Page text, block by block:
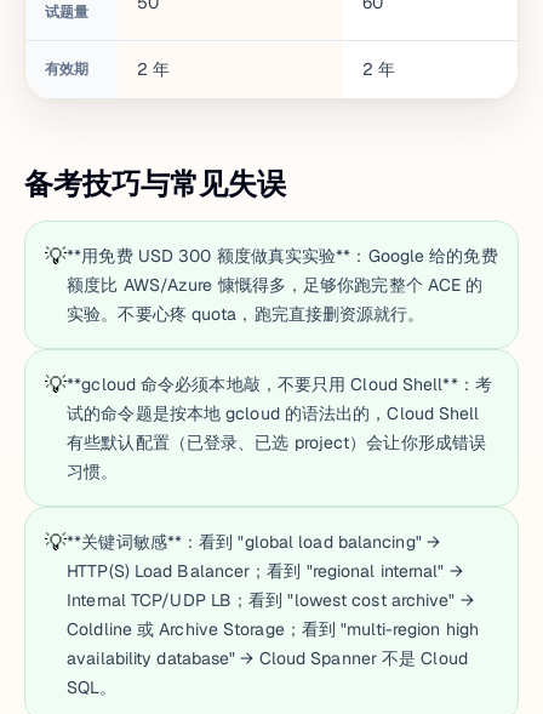
试题量
有效期 2 年 2 年
备考技巧与常见失误
💡**用免费 USD 300 额度做真实实验**：Google 给的免费
额度比 AWS/Azure 慷慨得多，足够你跑完整个 ACE 的
实验。不要心疼 quota，跑完直接删资源就行。
💡**gcloud 命令必须本地敲，不要只用 Cloud Shell**：考
试的命令题是按本地 gcloud 的语法出的，Cloud Shell
有些默认配置（已登录、已选 project）会让你形成错误
习惯。
💡**关键词敏感**：看到 "global load balancing" →
HTTP(S) Load Balancer；看到 "regional internal" →
Internal TCP/UDP LB；看到 "lowest cost archive" →
Coldline 或 Archive Storage；看到 "multi-region high
availability database" → Cloud Spanner 不是 Cloud
SQL。